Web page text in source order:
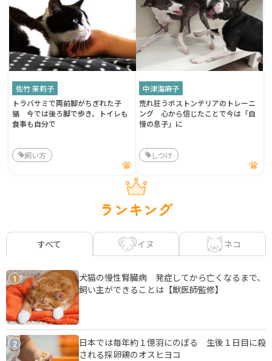
佐竹 茉莉子
トラバサミで両前脚がちぎれた子
猫 今では後ろ脚で歩き、トイレも
食事も自分で
飼い方
中津海麻子
荒れ狂うボストンテリアのトレーニ
ング 心から信じたことで今は「自
慢の息子」に
しつけ
ランキング
すべて イヌ ネコ
1
犬猫の慢性腎臓病 発症してから亡くなるまで、
飼い主ができることは【獣医師監修】
2
日本では毎年約１億羽にのぼる 生後１日目に殺
される採卵鶏のオスヒヨコ